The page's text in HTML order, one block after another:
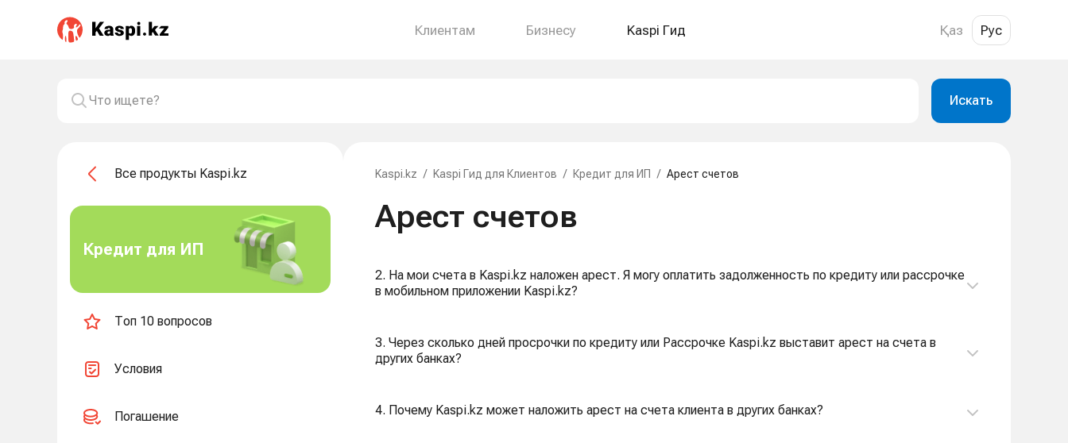
Клиентам Бизнесу Kaspi Гид Қаз Рус
Искать
Все продукты Kaspi.kz
Кредит для ИП
Топ 10 вопросов
Условия
Погашение
Kaspi.kz / Kaspi Гид для Клиентов / Кредит для ИП / Арест счетов
Арест счетов
2. На мои счета в Kaspi.kz наложен арест. Я могу оплатить задолженность по кредиту или рассрочке
в мобильном приложении Kaspi.kz?
3. Через сколько дней просрочки по кредиту или Рассрочке Kaspi.kz выставит арест на счета в
других банках?
4. Почему Kaspi.kz может наложить арест на счета клиента в других банках?